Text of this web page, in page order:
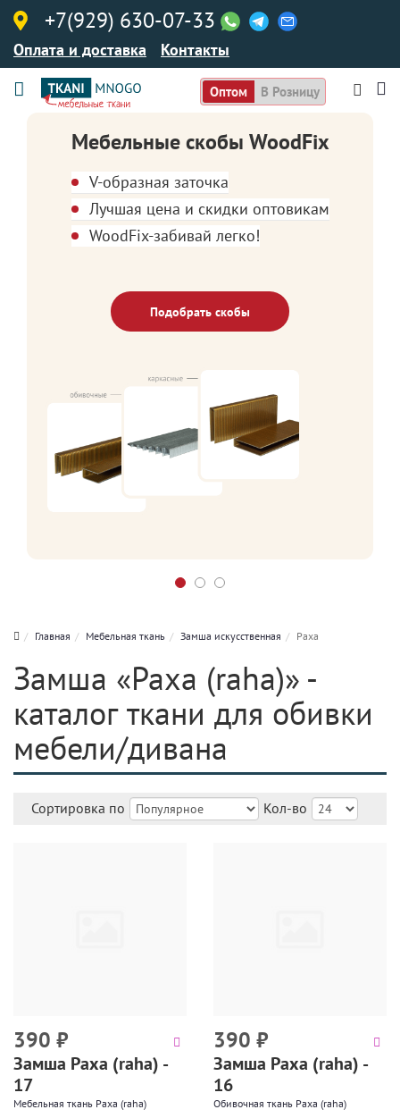
+7(929) 630-07-33
Оплата и доставка Контакты
Оптом В Розницу
Мебельные скобы WoodFix
V-образная заточка
Лучшая цена и скидки оптовикам
WoodFix-забивай легко!
Подобрать скобы
Главная Мебельная ткань Замша искусственная Раха
Замша «Раха (raha)» -
каталог ткани для обивки
мебели/дивана
Сортировка по Кол-во
390 ₽
Замша Раха (raha) -
17
Мебельная ткань Раха (raha)
390 ₽
Замша Раха (raha) -
16
Обивочная ткань Раха (raha)